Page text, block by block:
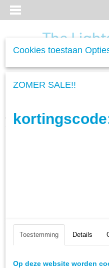
Home>Woonverlichting>
Cookies toestaan
ZOMER SALE!!
Toestemming Details
Op deze website worden